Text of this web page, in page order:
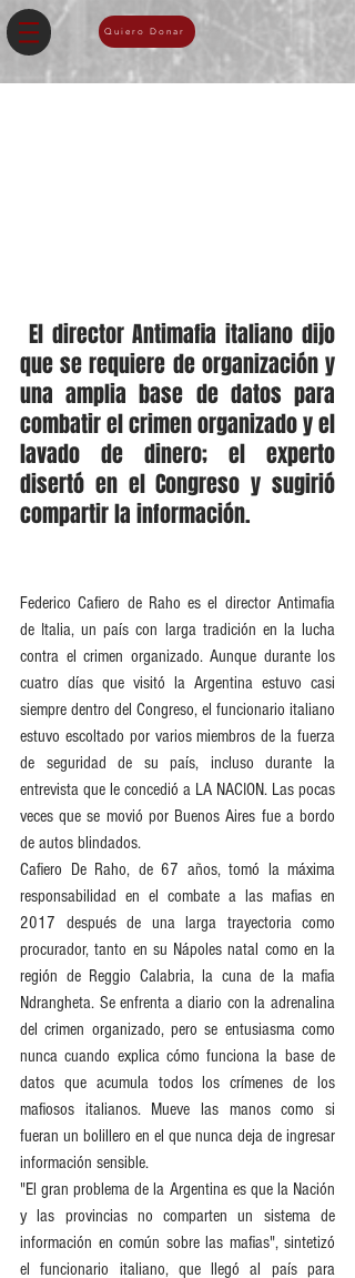
Quiero Donar
que se requiere de organización y
una amplia base de datos para
combatir el crimen organizado y el
lavado de dinero; el experto
disertó en el Congreso y sugirió
compartir la información.
Federico Cafiero de Raho es el director Antimafia
de Italia, un país con larga tradición en la lucha
contra el crimen organizado. Aunque durante los
cuatro días que visitó la Argentina estuvo casi
siempre dentro del Congreso, el funcionario italiano
estuvo escoltado por varios miembros de la fuerza
de seguridad de su país, incluso durante la
entrevista que le concedió a LA NACION. Las pocas
veces que se movió por Buenos Aires fue a bordo
de autos blindados.
Cafiero De Raho, de 67 años, tomó la máxima
responsabilidad en el combate a las mafias en
2017 después de una larga trayectoria como
procurador, tanto en su Nápoles natal como en la
región de Reggio Calabria, la cuna de la mafia
Ndrangheta. Se enfrenta a diario con la adrenalina
del crimen organizado, pero se entusiasma como
nunca cuando explica cómo funciona la base de
datos que acumula todos los crímenes de los
mafiosos italianos. Mueve las manos como si
fueran un bolillero en el que nunca deja de ingresar
información sensible.
"El gran problema de la Argentina es que la Nación
y las provincias no comparten un sistema de
información en común sobre las mafias", sintetizó
el funcionario italiano, que llegó al país para